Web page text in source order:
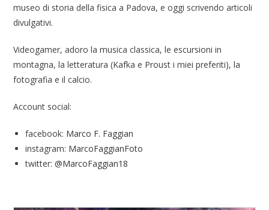
museo di storia della fisica a Padova, e oggi scrivendo articoli
divulgativi.
Videogamer, adoro la musica classica, le escursioni in
montagna, la letteratura (Kafka e Proust i miei preferiti), la
fotografia e il calcio.
Account social:
facebook: Marco F. Faggian
instagram: MarcoFaggianFoto
twitter:@MarcoFaggian18